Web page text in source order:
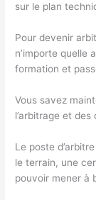
sur le plan
Pour devenir
n’importe quelle
formation et
Vous savez
l’arbitrage et
Le poste
le terrain, une
pouvoir mener à